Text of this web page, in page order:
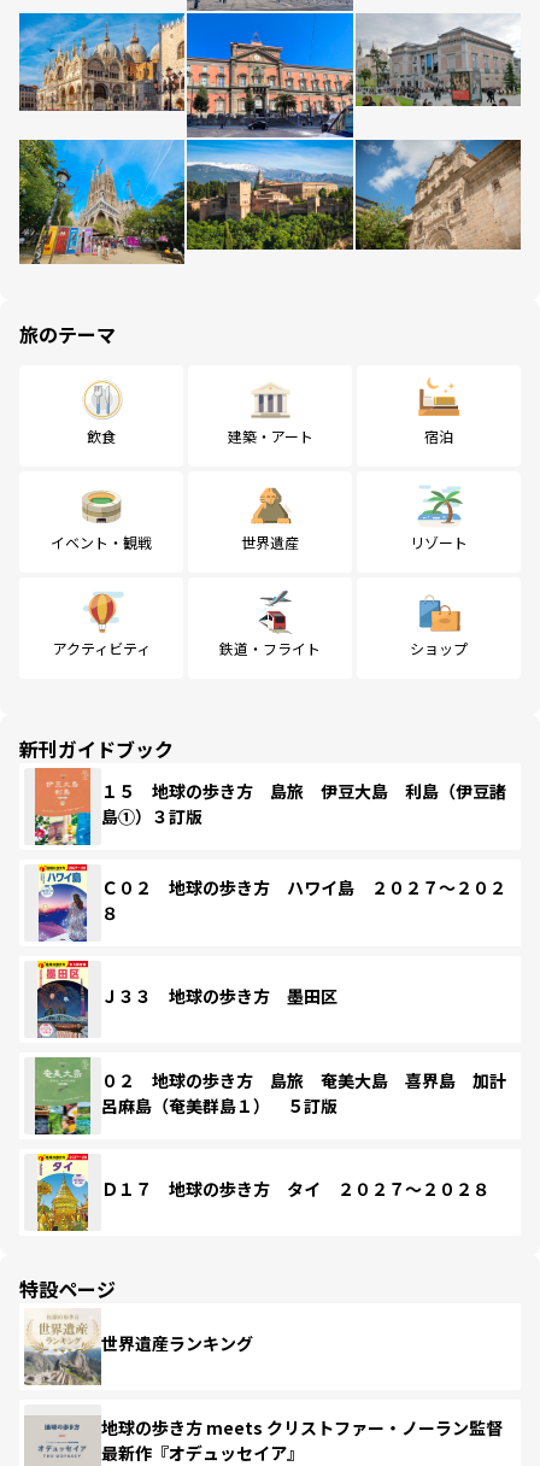
旅のテーマ
飲食 建築・アート 宿泊
イベント・観戦 世界遺産 リゾート
アクティビティ 鉄道・フライト ショップ
新刊ガイドブック
１５ 地球の歩き方 島旅 伊豆大島 利島（伊豆諸
島①）３訂版
Ｃ０２ 地球の歩き方 ハワイ島 ２０２７～２０２
８
Ｊ３３ 地球の歩き方 墨田区
０２ 地球の歩き方 島旅 奄美大島 喜界島 加計
呂麻島（奄美群島１） ５訂版
Ｄ１７ 地球の歩き方 タイ ２０２７～２０２８
特設ページ
世界遺産ランキング
地球の歩き方 meets クリストファー・ノーラン監督
最新作『オデュッセイア』